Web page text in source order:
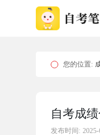
您的位置:
自考成
发布时间: 2025-